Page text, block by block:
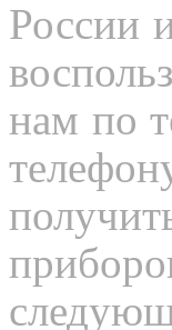
России
нам по